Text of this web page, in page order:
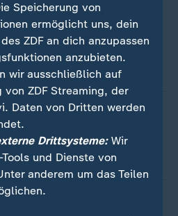
Online-Dating
mit Schokoüberzug
Kochplattenreinigen
Speicherung von
ermöglicht uns, dein
ZDF an dich anzupassen
anzubieten.
wir ausschließlich auf
von ZDF Streaming, der
Daten von Dritten werden
Drittsysteme:Wir
und Dienste von
anderem um das Teilen